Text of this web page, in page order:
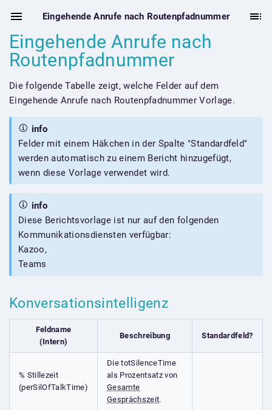
Eingehende Anrufe nach Routenpfadnummer
Eingehende Anrufe nach
Routenpfadnummer
Die folgende Tabelle zeigt, welche Felder auf dem
Eingehende Anrufe nach Routenpfadnummer Vorlage.
info
Felder mit einem Häkchen in der Spalte "Standardfeld"
werden automatisch zu einem Bericht hinzugefügt,
wenn diese Vorlage verwendet wird.
info
Diese Berichtsvorlage ist nur auf den folgenden
Kommunikationsdiensten verfügbar:
Kazoo,
Teams
Konversationsintelligenz
Feldname
(Intern)
Beschreibung Standardfeld?
% Stillezeit
(perSilOfTalkTime)
Die totSilenceTime
als Prozentsatz von
Gesamte
Gesprächszeit.